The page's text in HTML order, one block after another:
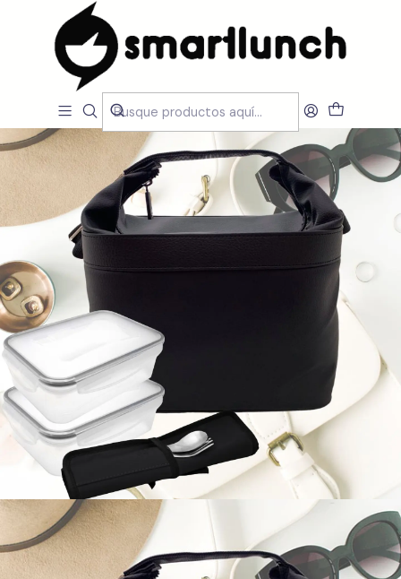
CARACTERISTICAS
Sacos Isótermicos de mão
Set Lunch Bag Cubic Black con acessórios